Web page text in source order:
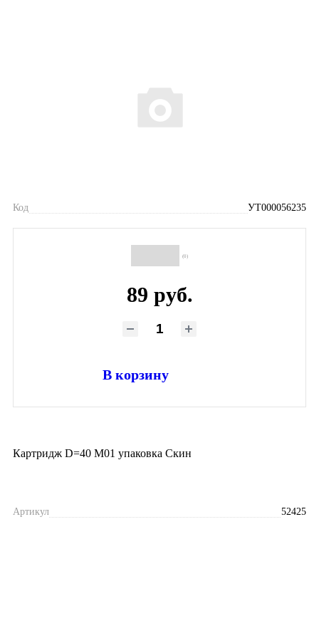
Код УТ000056235
(0)
89 руб.
В корзину
Картридж D=40 M01 упаковка Скин
Артикул 52425